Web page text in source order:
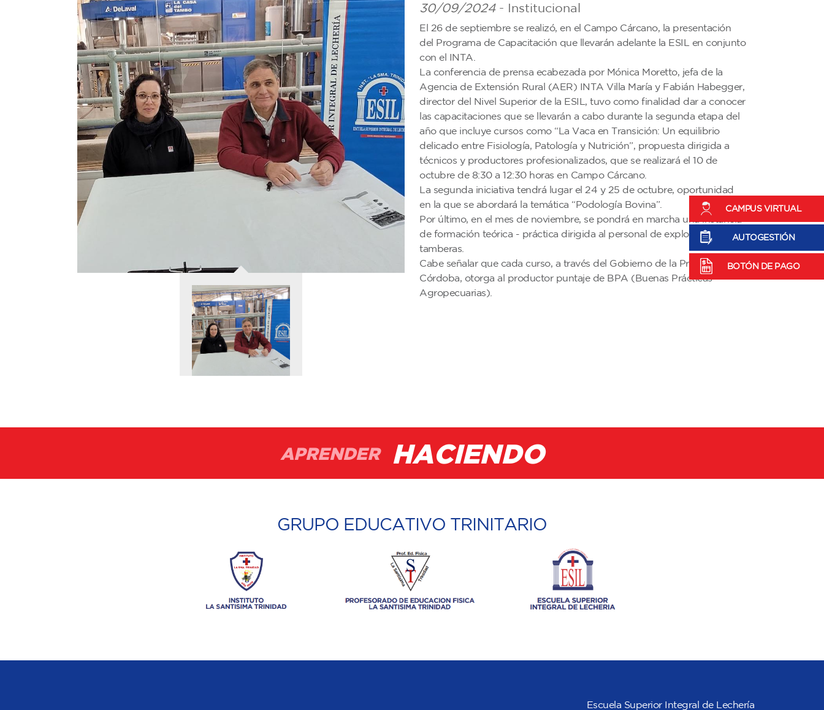
30/09/2024- Institucional
El 26 de septiembre se realizó, en el Campo Cárcano, la presentación
del Programa de Capacitación que llevarán adelante la ESIL en conjunto
con el INTA.
La conferencia de prensa ecabezada por Mónica Moretto, jefa de la
Agencia de Extensión Rural (AER) INTA Villa María y Fabián Habegger,
director del Nivel Superior de la ESIL, tuvo como finalidad dar a conocer
las capacitaciones que se llevarán a cabo durante la segunda etapa del
año que incluye cursos como “La Vaca en Transición: Un equilibrio
delicado entre Fisiología, Patología y Nutrición”, propuesta dirigida a
técnicos y productores profesionalizados, que se realizará el 10 de
octubre de 8:30 a 12:30 horas en Campo Cárcano.
La segunda iniciativa tendrá lugar el 24 y 25 de octubre, oportunidad
en la que se abordará la temática “Podología Bovina”.
Por último, en el mes de noviembre, se pondrá en marcha una instancia
de formación teórica - práctica dirigida al personal de explotaciones
tamberas.
Cabe señalar que cada curso, a través del Gobierno de la Provincia de
Córdoba, otorga al productor puntaje de BPA (Buenas Prácticas
Agropecuarias).
CAMPUS VIRTUAL
AUTOGESTIÓN
BOTÓN DE PAGO
APRENDER HACIENDO
GRUPO EDUCATIVO TRINITARIO
Escuela Superior Integral de Lechería